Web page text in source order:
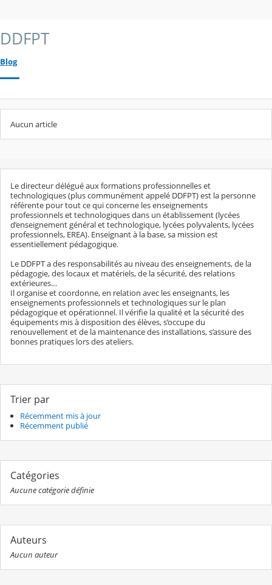
DDFPT
Blog
Aucun article
Le directeur délégué aux formations professionnelles et
technologiques (plus communément appelé DDFPT) est la personne
référente pour tout ce qui concerne les enseignements
professionnels et technologiques dans un établissement (lycées
d’enseignement général et technologique, lycées polyvalents, lycées
professionnels, EREA). Enseignant à la base, sa mission est
essentiellement pédagogique.
Le DDFPT a des responsabilités au niveau des enseignements, de la
pédagogie, des locaux et matériels, de la sécurité, des relations
extérieures…
Il organise et coordonne, en relation avec les enseignants, les
enseignements professionnels et technologiques sur le plan
pédagogique et opérationnel. Il vérifie la qualité et la sécurité des
équipements mis à disposition des élèves, s’occupe du
renouvellement et de la maintenance des installations, s’assure des
bonnes pratiques lors des ateliers.
Trier par
Récemment mis à jour
Récemment publié
Catégories
Aucune catégorie définie
Auteurs
Aucun auteur